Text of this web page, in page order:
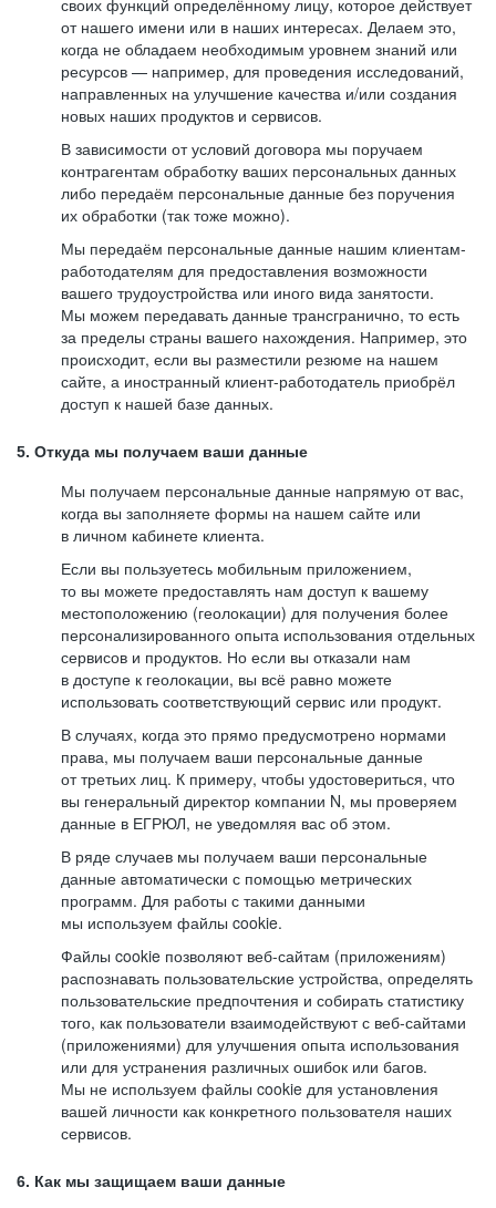
своих функций определённому лицу, которое действует
от нашего имени или в наших интересах. Делаем это,
когда не обладаем необходимым уровнем знаний или
ресурсов — например, для проведения исследований,
направленных на улучшение качества и/или создания
новых наших продуктов и сервисов.
В зависимости от условий договора мы поручаем
контрагентам обработку ваших персональных данных
либо передаём персональные данные без поручения
их обработки (так тоже можно).
Мы передаём персональные данные нашим клиентам-
работодателям для предоставления возможности
вашего трудоустройства или иного вида занятости.
Мы можем передавать данные трансгранично, то есть
за пределы страны вашего нахождения. Например, это
происходит, если вы разместили резюме на нашем
сайте, а иностранный клиент-работодатель приобрёл
доступ к нашей базе данных.
5. Откуда мы получаем ваши данные
Мы получаем персональные данные напрямую от вас,
когда вы заполняете формы на нашем сайте или
в личном кабинете клиента.
Если вы пользуетесь мобильным приложением,
то вы можете предоставлять нам доступ к вашему
местоположению (геолокации) для получения более
персонализированного опыта использования отдельных
сервисов и продуктов. Но если вы отказали нам
в доступе к геолокации, вы всё равно можете
использовать соответствующий сервис или продукт.
В случаях, когда это прямо предусмотрено нормами
права, мы получаем ваши персональные данные
от третьих лиц. К примеру, чтобы удостовериться, что
вы генеральный директор компании N, мы проверяем
данные в ЕГРЮЛ, не уведомляя вас об этом.
В ряде случаев мы получаем ваши персональные
данные автоматически с помощью метрических
программ. Для работы с такими данными
мы используем файлы cookie.
Файлы cookie позволяют веб-сайтам (приложениям)
распознавать пользовательские устройства, определять
пользовательские предпочтения и собирать статистику
того, как пользователи взаимодействуют с веб-сайтами
(приложениями) для улучшения опыта использования
или для устранения различных ошибок или багов.
Мы не используем файлы cookie для установления
вашей личности как конкретного пользователя наших
сервисов.
6. Как мы защищаем ваши данные